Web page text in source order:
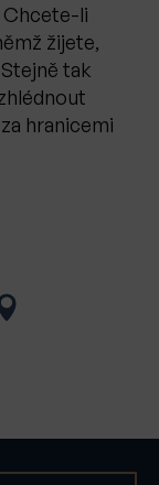
Chcete-li
žijete,
tak
hranicemi